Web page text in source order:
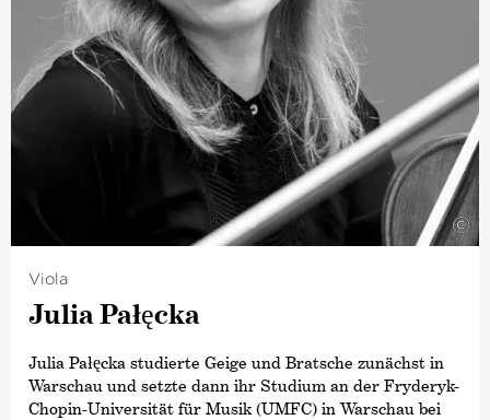
Darüber hinaus war sie Mitglied des Christchurch
Symphony Orchestra und des Auckland Philharmonia
Orchestra, wo sie als Akademistin begann.
©
Viola
Julia Pałęcka
Julia Pałęcka studierte Geige und Bratsche zunächst in
Warschau und setzte dann ihr Studium an der Fryderyk-
Chopin-Universität für Musik (UMFC) in Warschau bei